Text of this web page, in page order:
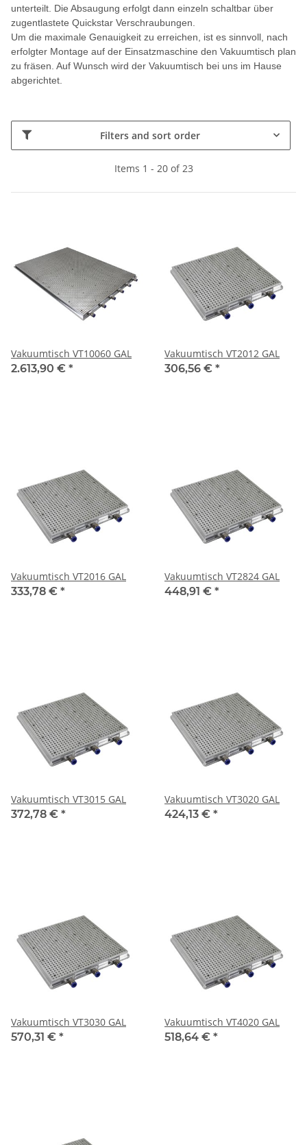
unterteilt. Die Absaugung erfolgt dann einzeln schaltbar über
zugentlastete Quickstar Verschraubungen.
Um die maximale Genauigkeit zu erreichen, ist es sinnvoll, nach
erfolgter Montage auf der Einsatzmaschine den Vakuumtisch plan
zu fräsen. Auf Wunsch wird der Vakuumtisch bei uns im Hause
abgerichtet.
Filters and sort order
Items 1 - 20 of 23
Vakuumtisch VT10060 GAL
2.613,90 € *
Vakuumtisch VT2012 GAL
306,56 € *
Vakuumtisch VT2016 GAL
333,78 € *
Vakuumtisch VT2824 GAL
448,91 € *
Vakuumtisch VT3015 GAL
372,78 € *
Vakuumtisch VT3020 GAL
424,13 € *
Vakuumtisch VT3030 GAL
570,31 € *
Vakuumtisch VT4020 GAL
518,64 € *